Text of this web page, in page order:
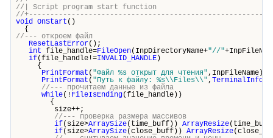
//| Script program start
//
void OnStart ()
{
//--- откроем файл
ResetLastError();
int file_handle=FileOpen(InpDirectoryName+"//"
if(file_handle!=INVALID_HANDLE )
{
PrintFormat ( "Файл %s открыт для чтения",InpFileName);
PrintFormat ( "Путь к файлу: %s\\Files\\",
//--- прочитаем данные из файла
while(! FileIsEnding(file_handle))
{
size++;
//--- проверка размера массивов
if(size>ArraySize(time_buff)) ArrayResize
if(size>ArraySize(close_buff)) ArrayResize